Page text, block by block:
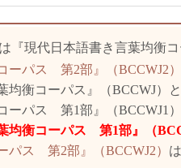
『現代日本語書き言葉均衡
ーパス 第2部』（BCCWJ2）
均衡コーパス』（BCCWJ）
ーパス 第1部』（BCCWJ1）
均衡コーパス 第1部』（
パス 第2部』（BCCWJ2）